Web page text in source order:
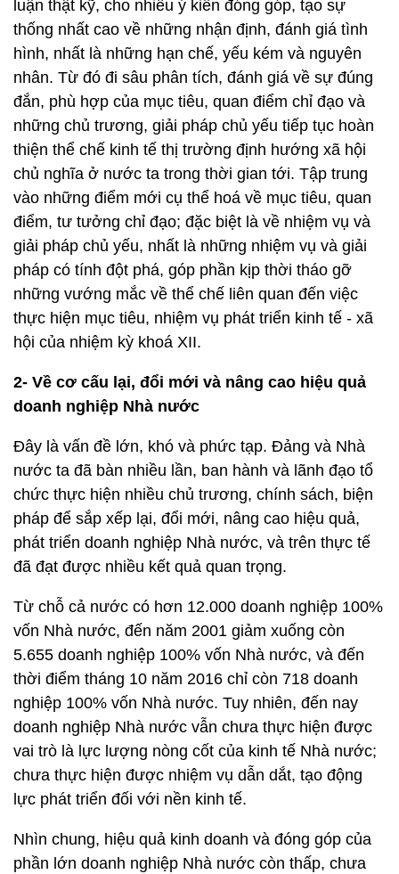
luận thật kỹ, cho nhiều ý kiến đóng góp, tạo sự
thống nhất cao về những nhận định, đánh giá tình
hình, nhất là những hạn chế, yếu kém và nguyên
nhân. Từ đó đi sâu phân tích, đánh giá về sự đúng
đắn, phù hợp của mục tiêu, quan điểm chỉ đạo và
những chủ trương, giải pháp chủ yếu tiếp tục hoàn
thiện thể chế kinh tế thị trường định hướng xã hội
chủ nghĩa ở nước ta trong thời gian tới. Tập trung
vào những điểm mới cụ thể hoá về mục tiêu, quan
điểm, tư tưởng chỉ đạo; đặc biệt là về nhiệm vụ và
giải pháp chủ yếu, nhất là những nhiệm vụ và giải
pháp có tính đột phá, góp phần kịp thời tháo gỡ
những vướng mắc về thể chế liên quan đến việc
thực hiện mục tiêu, nhiệm vụ phát triển kinh tế - xã
hội của nhiệm kỳ khoá XII.
2- Về cơ cấu lại, đổi mới và nâng cao hiệu quả
doanh nghiệp Nhà nước
Đây là vấn đề lớn, khó và phức tạp. Đảng và Nhà
nước ta đã bàn nhiều lần, ban hành và lãnh đạo tổ
chức thực hiện nhiều chủ trương, chính sách, biện
pháp để sắp xếp lại, đổi mới, nâng cao hiệu quả,
phát triển doanh nghiệp Nhà nước, và trên thực tế
đã đạt được nhiều kết quả quan trọng.
Từ chỗ cả nước có hơn 12.000 doanh nghiệp 100%
vốn Nhà nước, đến năm 2001 giảm xuống còn
5.655 doanh nghiệp 100% vốn Nhà nước, và đến
thời điểm tháng 10 năm 2016 chỉ còn 718 doanh
nghiệp 100% vốn Nhà nước. Tuy nhiên, đến nay
doanh nghiệp Nhà nước vẫn chưa thực hiện được
vai trò là lực lượng nòng cốt của kinh tế Nhà nước;
chưa thực hiện được nhiệm vụ dẫn dắt, tạo động
lực phát triển đối với nền kinh tế.
Nhìn chung, hiệu quả kinh doanh và đóng góp của
phần lớn doanh nghiệp Nhà nước còn thấp, chưa